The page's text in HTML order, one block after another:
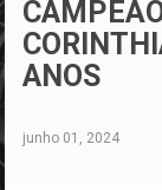
ANOS
junho 01, 2024